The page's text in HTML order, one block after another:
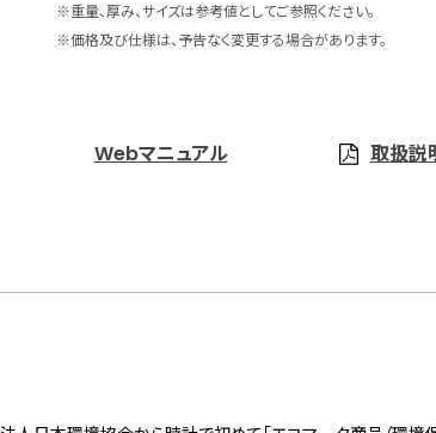
※重量、厚み、サイズは参考値としてご参照ください。
※価格及び仕様は、予告なく変更する場合があります。
Webマニュアル 取扱説